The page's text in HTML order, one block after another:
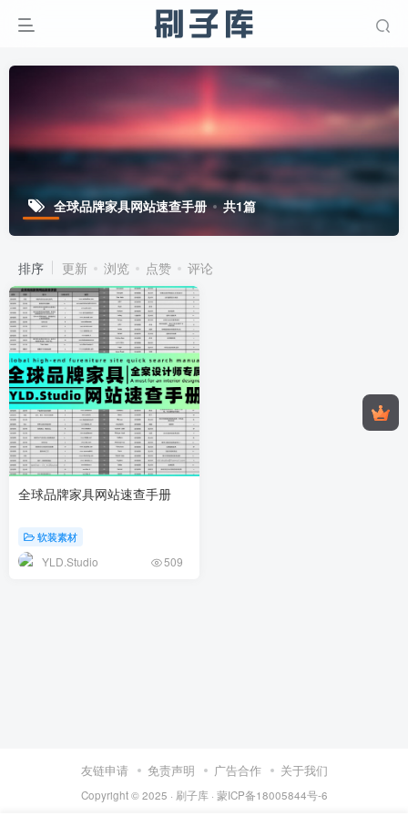
全球品牌家具网站速查手册 共1篇
排序 更新 浏览 点赞 评论
全球品牌家具网站速查手册
软装素材
YLD.Studio 509
友链申请 免责声明 广告合作 关于我们
Copyright © 2025 · 刷子库 · 蒙ICP备18005844号-6